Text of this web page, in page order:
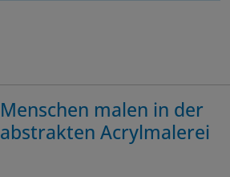
Menschen malen in der
abstrakten Acrylmalerei